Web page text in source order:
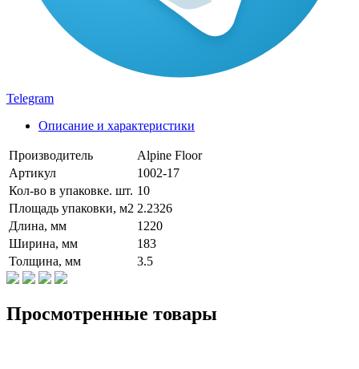
Telegram
Описание и характеристики
Производитель
Alpine Floor
Артикул
1002-17
Кол-во в упаковке. шт. 10
Площадь упаковки, м2 2.2326
Длина, мм
1220
Ширина, мм
183
Толщина, мм
3.5
Просмотренные товары